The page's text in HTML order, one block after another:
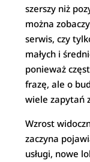
szerszy niż
można
serwis, czy
małych i
ponieważ
frazę, ale o
wiele zapytań
Wzrost
zaczyna
usługi, nowe